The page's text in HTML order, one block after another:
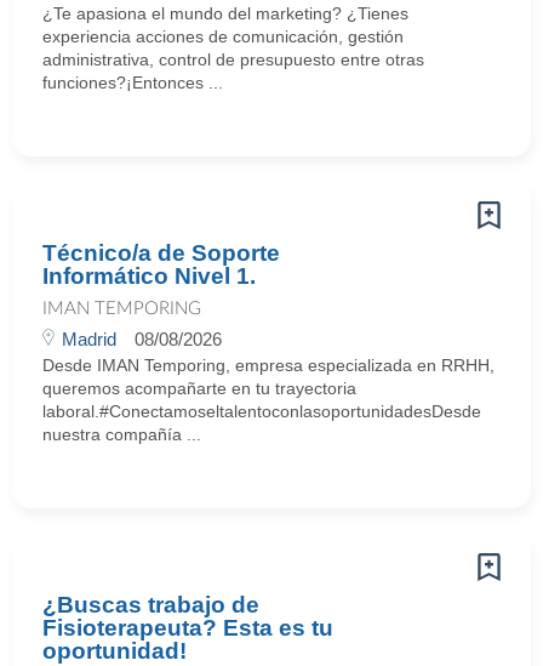
¿Te apasiona el mundo del marketing? ¿Tienes
experiencia acciones de comunicación, gestión
administrativa, control de presupuesto entre otras
funciones?¡Entonces ...
Técnico/a de Soporte
Informático Nivel 1.
IMAN TEMPORING
Madrid 08/08/2026
Desde IMAN Temporing, empresa especializada en RRHH,
queremos acompañarte en tu trayectoria
laboral.#ConectamoseltalentoconlasoportunidadesDesde
nuestra compañía ...
¿Buscas trabajo de
Fisioterapeuta? Esta es tu
oportunidad!